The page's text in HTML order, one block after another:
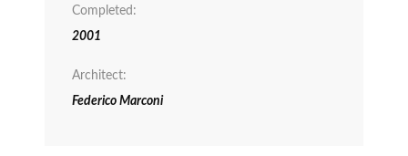
Completed:
2001
Architect:
Federico Marconi